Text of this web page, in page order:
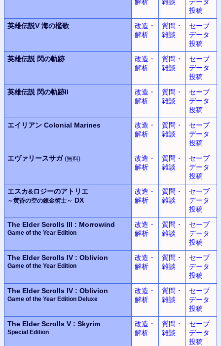
投稿
英雄伝説V 海の檻歌
改造・
解析
質問・
雑談
セーブ
データ
投稿
英雄伝説 閃の軌跡
改造・
解析
質問・
雑談
セーブ
データ
投稿
英雄伝説 閃の軌跡II
改造・
解析
質問・
雑談
セーブ
データ
投稿
エイリアン Colonial Marines
改造・
解析
質問・
雑談
セーブ
データ
投稿
エヴァリースサガ (無料)
改造・
解析
質問・
雑談
セーブ
データ
投稿
エスカ&ロジーのアトリエ
～黄昏の空の錬金術士～ DX
改造・
解析
質問・
雑談
セーブ
データ
投稿
The Elder Scrolls III : Morrowind
Game of the Year Edition
改造・
解析
質問・
雑談
セーブ
データ
投稿
The Elder Scrolls IV : Oblivion
Game of the Year Edition
改造・
解析
質問・
雑談
セーブ
データ
投稿
The Elder Scrolls IV : Oblivion
Game of the Year Edition Deluxe
改造・
解析
質問・
雑談
セーブ
データ
投稿
The Elder Scrolls V : Skyrim
Special Edition
改造・
解析
質問・
雑談
セーブ
データ
投稿